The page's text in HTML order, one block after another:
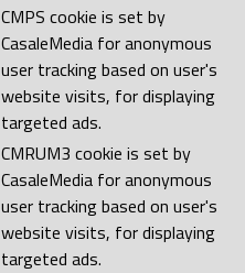
CMPS cookie is set by
CasaleMedia for anonymous
user tracking based on user's
website visits, for displaying
targeted ads.
CMRUM3 cookie is set by
CasaleMedia for anonymous
user tracking based on user's
website visits, for displaying
targeted ads.